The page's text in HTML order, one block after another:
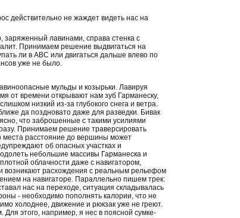
действительно не жаждет видеть нас на
заряженный лавинами, справа стенка с
Принимаем решение выдвигаться на
ли в АВС или двигаться дальше влево по
уже не было.
мульды и козырьки. Лавируя
от времени открывают нам зуб Гарманеску,
низкий из-за глубокого снега и ветра.
да поздновато даже для разведки. Бивак
что заброшенные с такими усилиями
Принимаем решение траверсировать
места расстояние до вершины может
об опасных участках и
небольшие массивы Гарманеска и
облачности даже с навигатором,
возникают расхождения с реальным рельефом
на навигаторе. Параллельно пишем трек:
нас на переходе, ситуация складывалась
- необходимо пополнять калории, что не
холоднее, движение и рюкзак уже не греют.
этого, например, я нес в поясной сумке-